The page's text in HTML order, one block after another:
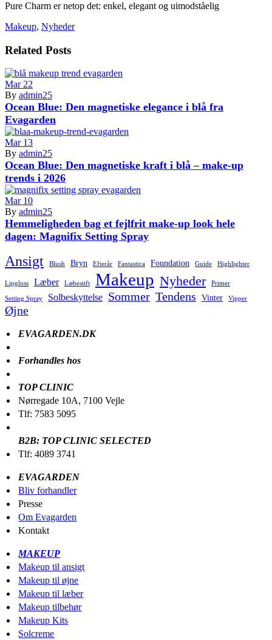
Pure Charm er netop det: enkel, elegant og uimodståelig
Makeup, Nyheder
Related Posts
Mar 22
By admin25
Ocean Blue: Den magnetiske elegance i blå fra
Evagarden
Mar 13
By admin25
Ocean Blue: Den magnetiske kraft i blå – make-up
trends i 2026
Mar 10
By admin25
Hemmeligheden bag et fejlfrit make-up look hele
dagen: Magnifix Setting Spray
Ansigt Blush Bryn Efterår Fantastica Foundation Guide Highlighter
Lipgloss Læber Læbestift Makeup Nyheder Primer
Setting Spray Solbeskyttelse Sommer Tendens Vinter Vipper
Øjne
EVAGARDEN.DK
Forhandles hos
TOP CLINIC
Nørregade 10A, 7100 Vejle
Tlf: 7583 5095
B2B: TOP CLINIC SELECTED
Tlf: 4089 3741
EVAGARDEN
Bliv forhandler
Presse
Om Evagarden
Kontakt
MAKEUP
Makeup til ansigt
Makeup til øjne
Makeup til læber
Makeup tilbehør
Makeup Kits
Solcreme